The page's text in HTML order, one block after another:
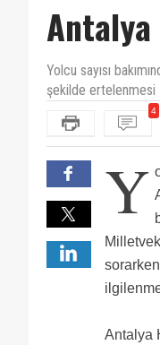
Yolcu sayısı
şekilde
4
Y
Antalya